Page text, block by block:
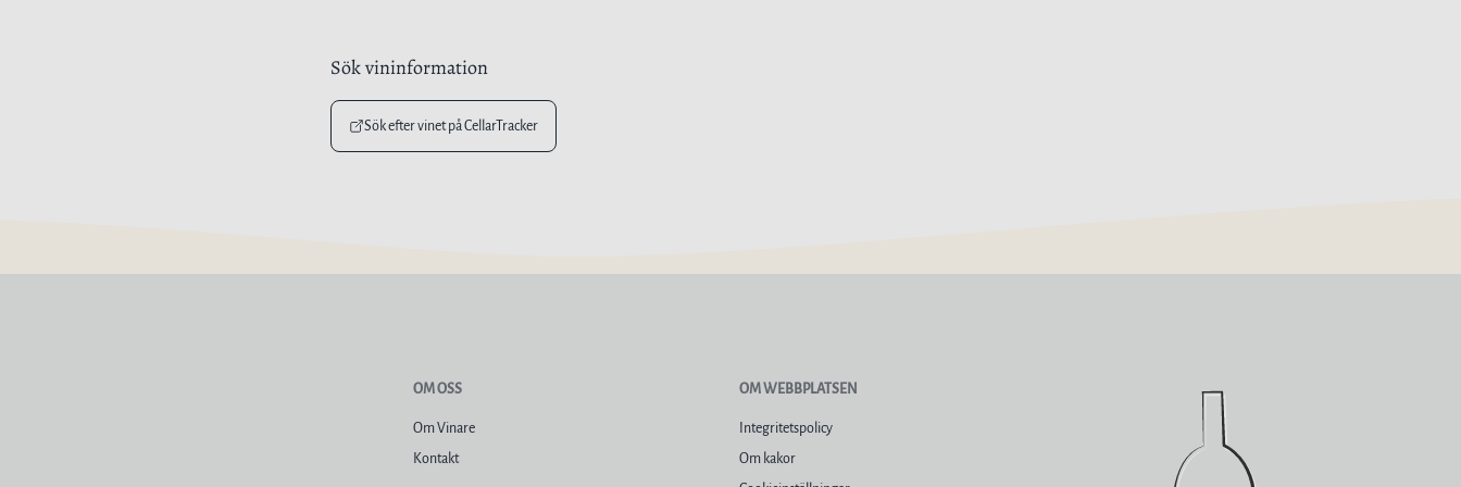
Sök vininformation
Sök efter vinet på CellarTracker
OM OSS
Om Vinare
Kontakt
OM WEBBPLATSEN
Integritetspolicy
Om kakor